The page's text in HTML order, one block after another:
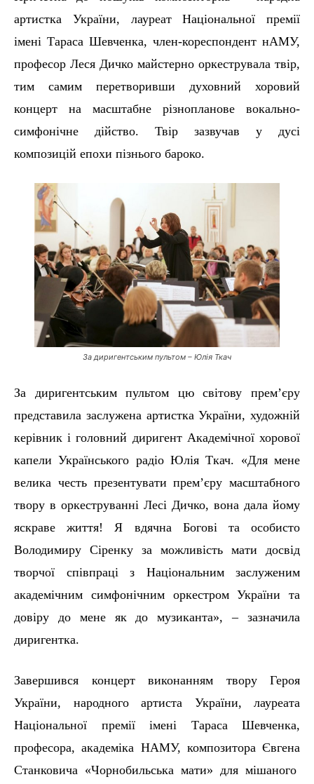
артистка України, лауреат Національної премії
імені Тараса Шевченка, член-кореспондент нАМУ,
професор Леся Дичко майстерно оркеструвала твір,
тим самим перетворивши духовний хоровий
концерт на масштабне різнопланове вокально-
симфонічне дійство. Твір зазвучав у дусі
композицій епохи пізнього бароко.
За диригентським пультом – Юлія Ткач
За диригентським пультом цюсвітову прем’єру
представила заслужена артистка України, художній
керівникі головний диригент Академічноїхорової
капели Українського радіо Юлія Ткач. «Для мене
велика честь презентувати прем’єру масштабного
твору в оркеструванні Лесі Дичко, вона дала йому
яскраве життя! Я вдячна Богові та особисто
Володимиру Сіренку за можливість мати досвід
творчої співпраці з Національним заслуженим
академічним симфонічним оркестром України та
довіру до мене як до музиканта», – зазначила
диригентка.
Завершився концерт виконанням твору Героя
України, народного артиста України, лауреата
Національної премії імені Тараса Шевченка,
професора, академіка НАМУ, композитора Євгена
Станковича «Чорнобильська мати» для мішаного